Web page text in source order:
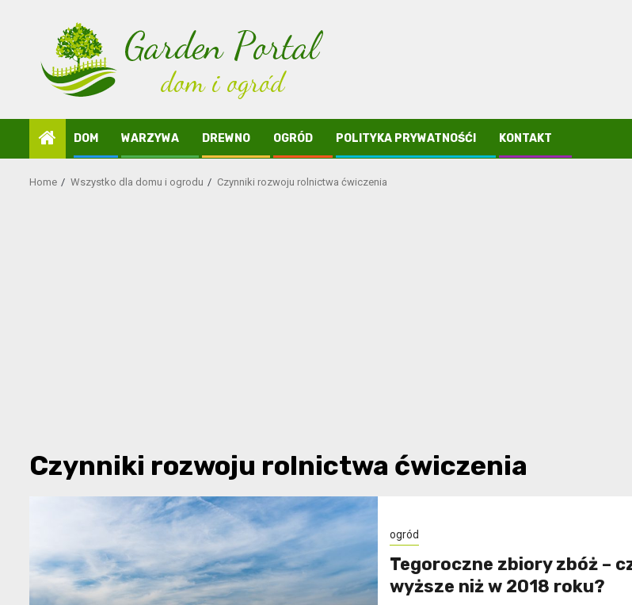
DOM WARZYWA DREWNO OGRÓD POLITYKA PRYWATNOŚĆI KONTAKT
Home Wszystko dla domu i ogrodu Czynniki rozwoju rolnictwa ćwiczenia
Czynniki rozwoju rolnictwa ćwiczenia
ogród
Tegoroczne zbiory zbóż –
wyższe niż w 2018 roku?